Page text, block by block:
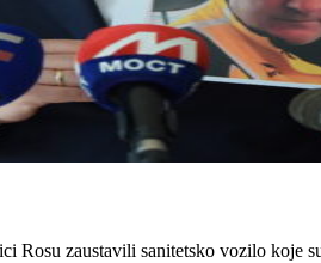
zaustavili sanitetsko vozilo koje